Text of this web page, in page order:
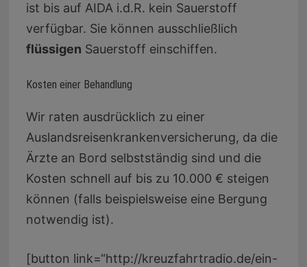
ist bis auf AIDA i.d.R. kein Sauerstoff
verfügbar. Sie können ausschließlich
flüssigen Sauerstoff einschiffen.
Kosten einer Behandlung
Wir raten ausdrücklich zu einer
Auslandsreisenkrankenversicherung, da die
Ärzte an Bord selbstständig sind und die
Kosten schnell auf bis zu 10.000 € steigen
können (falls beispielsweise eine Bergung
notwendig ist).
[button link=“http://kreuzfahrtradio.de/ein-